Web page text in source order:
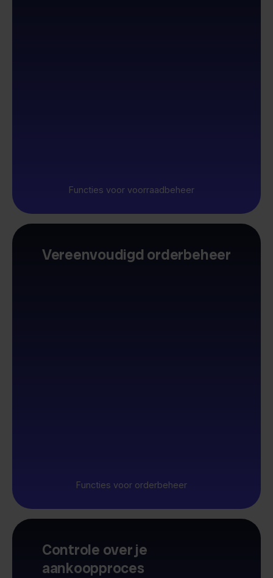
Functies voor voorraadbeheer
Vereenvoudigd orderbeheer
Functies voor orderbeheer
Controle over je
aankoopproces